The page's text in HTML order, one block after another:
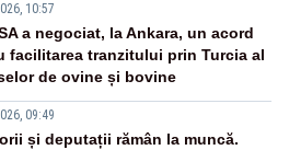
10:57
a negociat, la Ankara, un acord
facilitarea tranzitului prin Turcia al
de ovine și bovine
09:49
și deputații rămân la muncă.